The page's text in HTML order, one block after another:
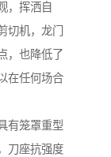
，挥洒自
机，龙门
，也降低了
在任何场合
有笼罩重型
刀座抗强度